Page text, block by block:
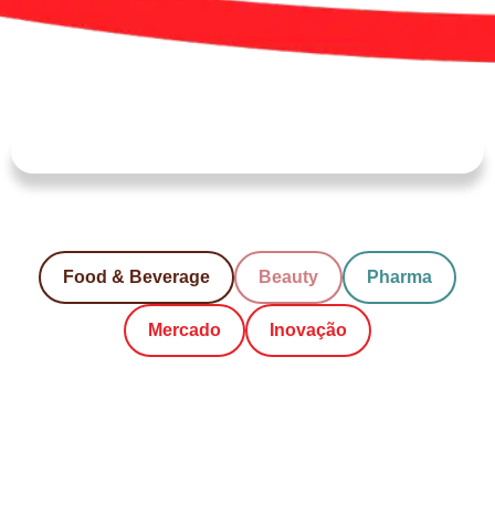
Food & Beverage Beauty Pharma
Mercado Inovação